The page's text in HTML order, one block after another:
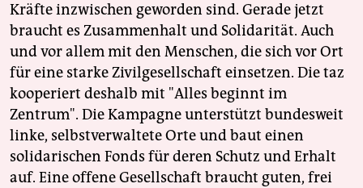
Kräfte inzwischen geworden sind. Gerade jetzt
braucht es Zusammenhalt und Solidarität. Auch
und vor allem mit den Menschen, die sich vor Ort
für eine starke Zivilgesellschaft einsetzen. Die taz
kooperiert deshalb mit "Alles beginnt im
Zentrum". Die Kampagne unterstützt bundesweit
linke, selbstverwaltete Orte und baut einen
solidarischen Fonds für deren Schutz und Erhalt
auf. Eine offene Gesellschaft braucht guten, frei